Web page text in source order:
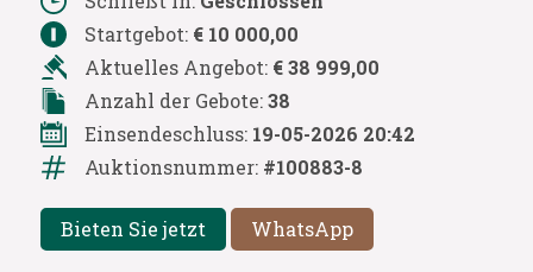
Startgebot: € 10 000,00
Aktuelles Angebot: € 38 999,00
Anzahl der Gebote:38
Einsendeschluss: 19-05-2026 20:42
Auktionsnummer: #100883-8
Bieten Sie jetzt WhatsApp